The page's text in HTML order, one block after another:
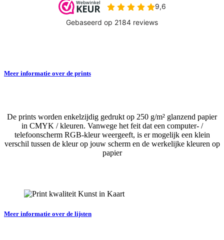
Meer informatie over de prints
De prints worden enkelzijdig gedrukt op 250 g/m² glanzend papier
in CMYK / kleuren. Vanwege het feit dat een computer- /
telefoonscherm RGB-kleur weergeeft, is er mogelijk een klein
verschil tussen de kleur op jouw scherm en de werkelijke kleuren op
papier
Meer informatie over de lijsten